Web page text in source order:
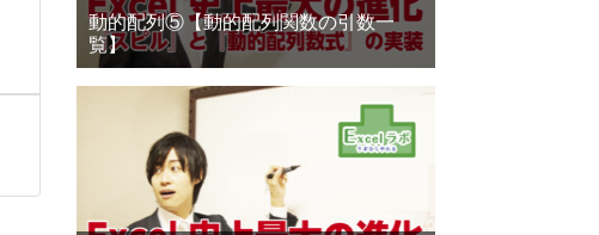
動的配列⑤【動的配列関数の引数一
覧】